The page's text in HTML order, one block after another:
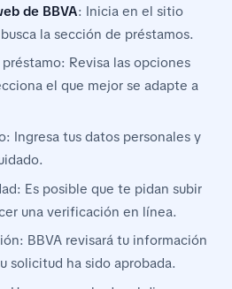
de BBVA: Inicia en el sitio
la sección de préstamos.
Revisa las opciones
el que mejor se adapte a
Ingresa tus datos personales y
Es posible que te pidan subir
una verificación en línea.
BBVA revisará tu información
solicitud ha sido aprobada.